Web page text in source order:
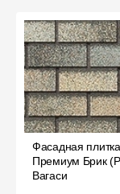
Фасадная
Премиум Брик
Вагаси